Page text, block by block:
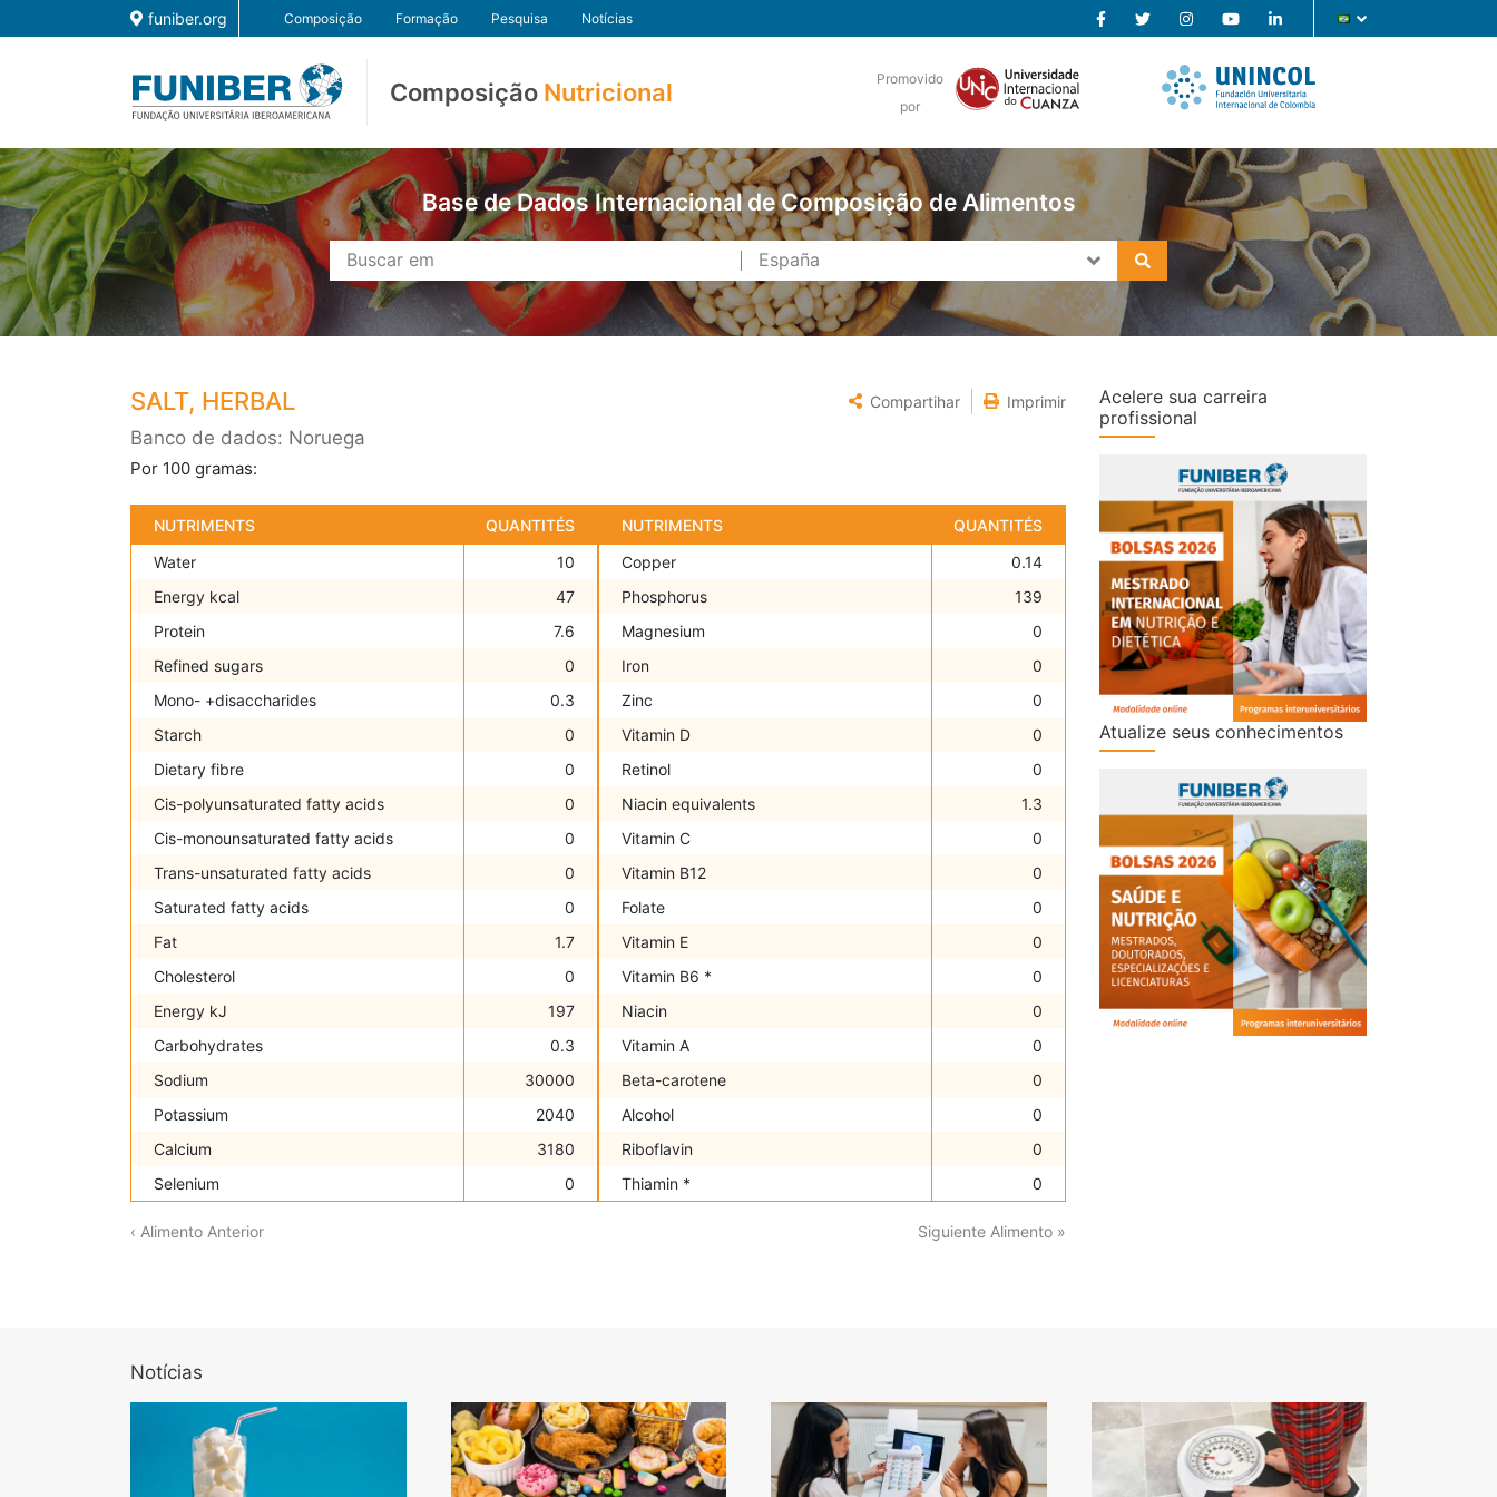
funiber.org Composição Formação Pesquisa Notícias
Composição Nutricional
Promovido
por
Base de Dados Internacional de Composição de Alimentos
SALT, HERBAL Compartihar Imprimir
Banco de dados: Noruega
Por 100 gramas:
NUTRIMENTS
QUANTITÉS
Water
10
Energy kcal
47
Protein
7.6
Refined sugars
0
Mono- +disaccharides
0.3
Starch
0
Dietary fibre
0
Cis-polyunsaturated fatty acids
0
Cis-monounsaturated fatty acids
0
Trans-unsaturated fatty acids
0
Saturated fatty acids
0
Fat
1.7
Cholesterol
0
Energy kJ
197
Carbohydrates
0.3
Sodium
30000
Potassium
2040
Calcium
3180
Selenium
0
NUTRIMENTS
QUANTITÉS
Copper
0.14
Phosphorus
139
Magnesium
0
Iron
0
Zinc
0
Vitamin D
0
Retinol
0
Niacin equivalents
1.3
Vitamin C
0
Vitamin B12
0
Folate
0
Vitamin E
0
Vitamin B6 *
0
Niacin
0
Vitamin A
0
Beta-carotene
0
Alcohol
0
Riboflavin
0
Thiamin *
0
‹ Alimento Anterior Siguiente Alimento »
Acelere sua carreira
profissional
Atualize seus conhecimentos
Notícias